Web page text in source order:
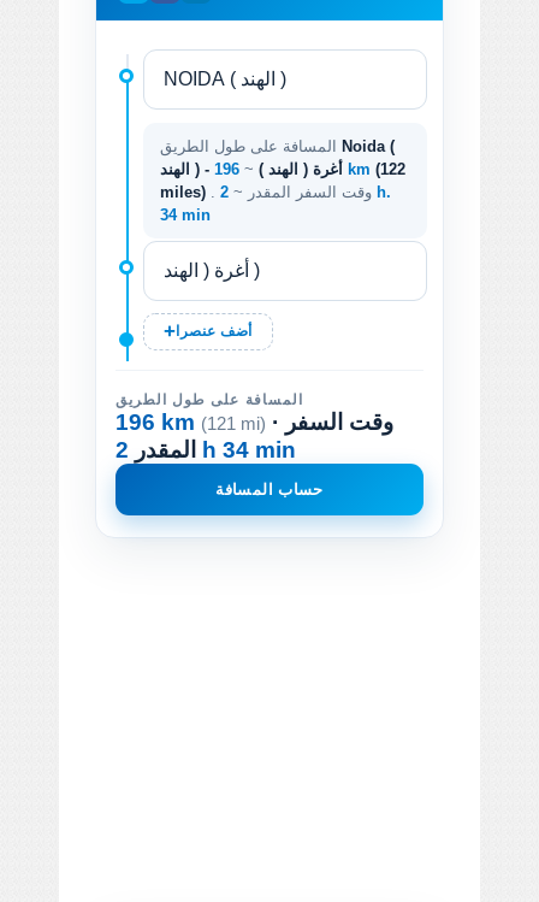
Noida (
الهند ) - أغرة ( الهند ) ~ 196 km (122
miles)
. وقت السفر المقدر ~ 2 h.
34 min
أضف عنصرا
المسافة على طول الطريق
196 km (121 mi) · وقت السفر
المقدر 2 h 34 min
حساب المسافة